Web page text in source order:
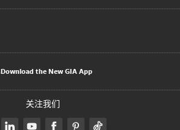
Download the New GIA App
关注我们